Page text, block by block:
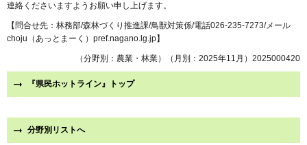
連絡くださいますようお願い申し上げます。
【問合せ先：林務部/森林づくり推進課/鳥獣対策係/電話026-235-7273/メール
choju（あっとまーく）pref.nagano.lg.jp】
（分野別：農業・林業）（月別：2025年11月）2025000420
『県民ホットライン』トップ
分野別リストへ